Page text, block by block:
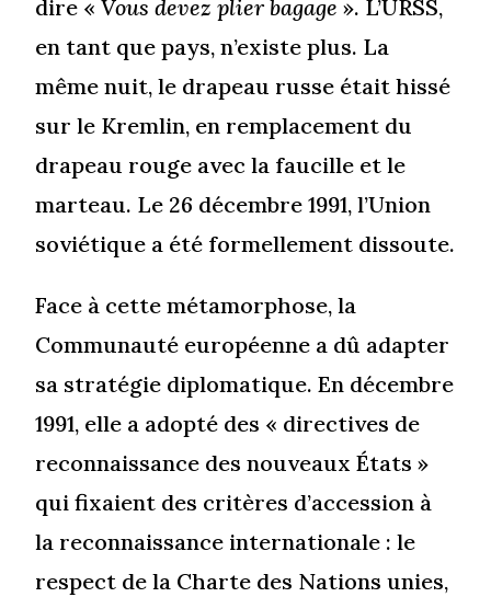
dire «Vous devez plier bagage ». L’URSS,
en tant que pays, n’existe plus. La
même nuit, le drapeau russe était hissé
sur le Kremlin, en remplacement du
drapeau rouge avec la faucille et le
marteau. Le 26 décembre 1991, l’Union
soviétique a été formellement dissoute.
Face à cette métamorphose, la
Communauté européenne a dû adapter
sa stratégie diplomatique. En décembre
1991, elle a adopté des « directives de
reconnaissance des nouveaux États »
qui fixaient des critères d’accession à
la reconnaissance internationale : le
respect de la Charte des Nations unies,